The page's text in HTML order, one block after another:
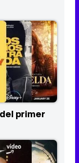
primer